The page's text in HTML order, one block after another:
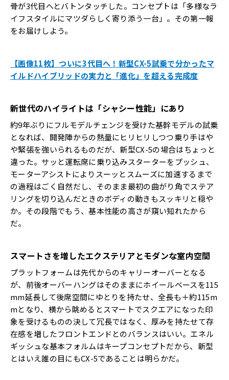
骨が3代目へとバトンタッチした。コンセプトは「多様なラ
イフスタイルにマツダらしく寄り添う一台」。その第一報
をお届けしよう。
【画像11枚】ついに3代目へ！新型CX-5試乗で分かったマ
イルドハイブリッドの実力と「進化」を超える完成度
新世代のハイライトは「シャシー性能」にあり
約9年ぶりにフルモデルチェンジを受けた基幹モデルの試乗
となれば、開発陣からの熱量にヒリヒリしつつ乗り手はや
や緊張を強いられるものだが、新型CX-5の場合はちょっと
違った。サッと運転席に乗り込みスターターをプッシュ、
モーターアシストによりスーッとスムーズに加速するまで
の過程はごく自然だし、そのまま最初の曲がり角でステア
リングを切り込んだときのボディの動きもスッキリと穏や
か。その段階でもう、基本性能の高さが窺い知れたから
だ。
スマートさを増したエクステリアとモダンな室内空間
プラットフォームは先代からのキャリーオーバーとなる
が、前後オーバーハングはそのままにホイールベースを115
mm延長して後席空間にゆとりを持たせ、全長も＋約115m
mとなり、横から眺めるとスマートでスクエアになった印
象を受けるものの決して冗長ではなく、厚みを持たせて存
在感を増したフロントエンドとのバランスはいい。エネル
ギッシュな基本フォルムはキープコンセプトだから、新型
とはいえ誰の目にもCX-5であることは明らかだ。